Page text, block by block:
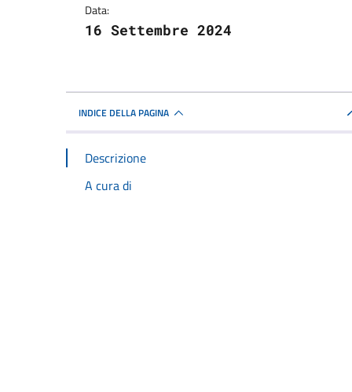
Data:
16 Settembre 2024
INDICE DELLA PAGINA
Descrizione
A cura di